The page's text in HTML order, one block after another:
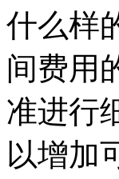
什么样
间费用
准进行
以增加